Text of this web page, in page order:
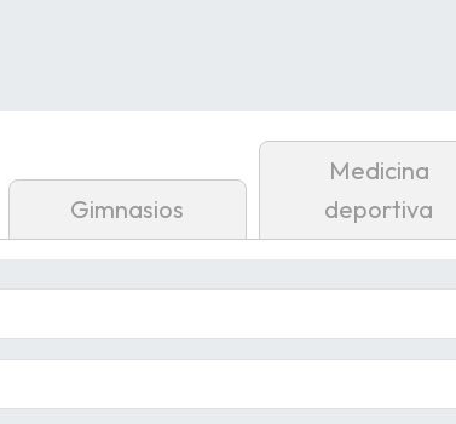
Gimnasios
Medicina
deportiva